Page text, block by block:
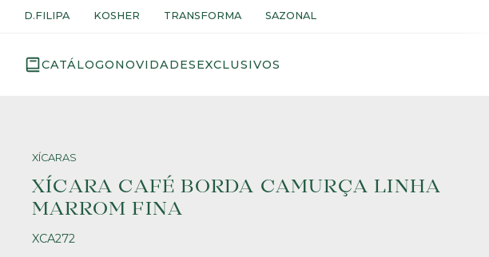
D.FILIPA KOSHER TRANSFORMA SAZONAL
CATÁLOGONOVIDADESEXCLUSIVOS
XÍCARAS
XÍCARA CAFÉ BORDA CAMURÇA LINHA
MARROM FINA
XCA272